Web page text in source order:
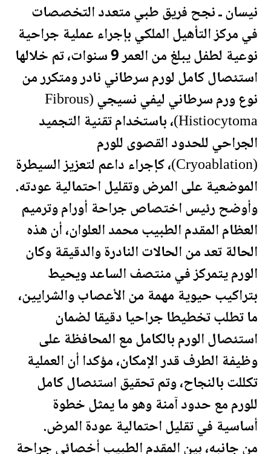
نيسان ـ نجح فريق طبي متعدد التخصصات
في مركز التأهيل الملكي بإجراء عملية جراحية
نوعية لطفل يبلغ من العمر 9 سنوات، تم خلالها
استئصال كامل لورم سرطاني نادر ومتكرر من
نوع ورم سرطاني ليفي نسيجي (Fibrous
Histiocytoma)، باستخدام تقنية التجميد
الجراحي للحدود القصوى للورم
(Cryoablation)، كإجراء داعم لتعزيز السيطرة
الموضعية على المرض وتقليل احتمالية عودته.
وأوضح رئيس اختصاص جراحة أورام وترميم
العظام المقدم الطبيب محمد العلوان، أن هذه
الحالة تعد من الحالات النادرةوالدقيقة وكان
الورم يتمركز في منتصف الساعد ويحيط
بتراكيب حيوية مهمة من الأعصاب والشرايين،
ما تطلب تخطيطا جراحيا دقيقا لضمان
استئصال الورم بالكامل مع المحافظة على
وظيفة الطرف قدر الإمكان، مؤكدا أن العملية
تكللت بالنجاح، وتم تحقيق استئصال كامل
للورم مع حدود آمنة وهو ما يمثل خطوة
أساسية في تقليل احتمالية عودة المرض.